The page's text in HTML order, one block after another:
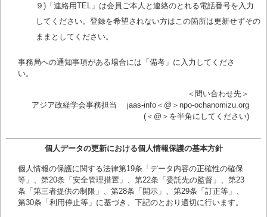
９)「連絡用TEL」は会員ご本人と連絡のとれる電話番号を入力
してください。登録を希望されない方はこの箇所は更新せずその
ままとしてください。
事務局への通知事項がある場合には「備考」に入力してくださ
い。
＜問い合わせ先＞
アジア政経学会事務担当 jaas-info＜@＞npo-ochanomizu.org
(＜@＞を半角にしてください)
個人データの更新における個人情報保護の基本方針
個人情報の保護に関する法律第19条「データ内容の正確性の確保
等」、第20条「安全管理措置」、第22条「委託先の監督」、第23
条「第三者提供の制限」、第28条「開示」、第29条「訂正等」、
第30条「利用停止等」に基づき、下記のとおり適切に行います。